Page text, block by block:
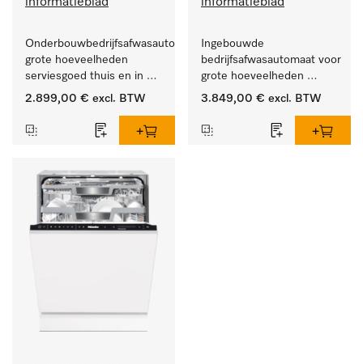
Onderbouwbedrijfsafwasautomaat voor
grote hoeveelheden
serviesgoed thuis en in
bedrijfs- of spoelkeukens.
2.899,00 € excl. BTW
Ingebouwde
bedrijfsafwasautomaat voor
grote hoeveelheden
serviesgoed thuis en in
3.849,00 € excl. BTW